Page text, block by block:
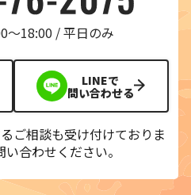
〜18:00 / 平日のみ
LINEで
問い合わせる
ご相談も受け付けておりま
合わせください。